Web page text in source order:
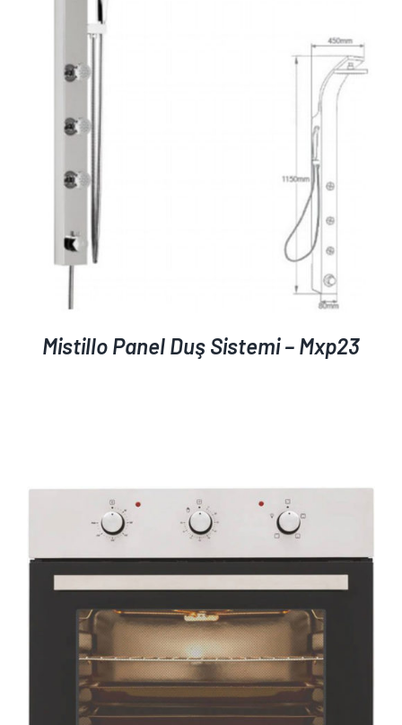
Mistillo Panel Duş Sistemi – Mxp23
AYRINTILAR